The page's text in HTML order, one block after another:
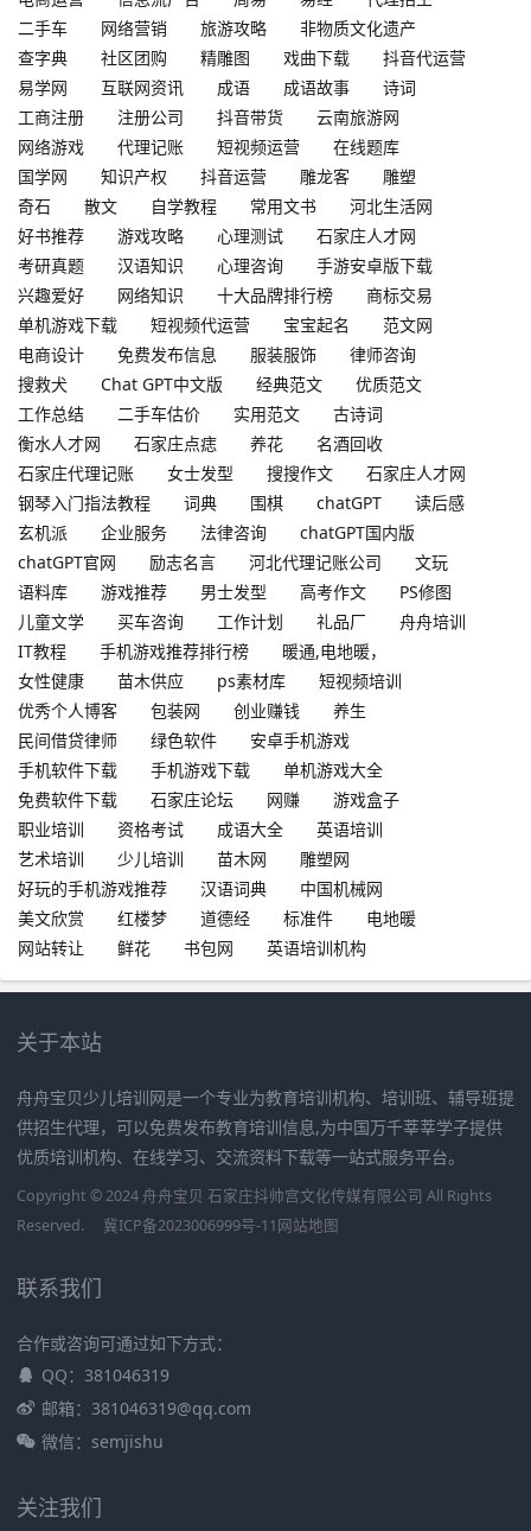
二手车
网络营销 旅游攻略
非物质文化遗产
查字典
社区团购 精雕图 戏曲下载
抖音代运营
易学网
互联网资讯 成语 成语故事
诗词
工商注册
注册公司 抖音带货
云南旅游网
网络游戏
代理记账 短视频运营
在线题库
国学网
知识产权 抖音运营 雕龙客
雕塑
奇石
散文 自学教程 常用文书
河北生活网
好书推荐
游戏攻略 心理测试
石家庄人才网
考研真题
汉语知识 心理咨询
手游安卓版下载
兴趣爱好
网络知识 十大品牌排行榜
商标交易
单机游戏下载
短视频代运营 宝宝起名
范文网
电商设计
免费发布信息 服装服饰
律师咨询
搜救犬
Chat GPT中文版 经典范文
优质范文
工作总结
二手车估价 实用范文
古诗词
衡水人才网
石家庄点痣 养花
名酒回收
石家庄代理记账
女士发型 搜搜作文
石家庄人才网
钢琴入门指法教程
词典 围棋 chatGPT
读后感
玄机派
企业服务 法律咨询
chatGPT国内版
chatGPT官网
励志名言 河北代理记账公司
文玩
语料库
游戏推荐 男士发型 高考作文
PS修图
儿童文学
买车咨询 工作计划 礼品厂
舟舟培训
IT教程
手机游戏推荐排行榜
暖通,电地暖，
女性健康
苗木供应 ps素材库
短视频培训
优秀个人博客
包装网 创业赚钱
养生
民间借贷律师
绿色软件
安卓手机游戏
手机软件下载
手机游戏下载
单机游戏大全
免费软件下载
石家庄论坛 网赚
游戏盒子
职业培训
资格考试 成语大全
英语培训
艺术培训
少儿培训 苗木网
雕塑网
好玩的手机游戏推荐
汉语词典
中国机械网
美文欣赏
红楼梦 道德经 标准件
电地暖
网站转让
鲜花 书包网 英语培训机构
关于本站
舟舟宝贝少儿培训网是一个专业为教育培训机构、培训班、辅导班提
供招生代理，可以免费发布教育培训信息,为中国万千莘莘学子提供
优质培训机构、在线学习、交流资料下载等一站式服务平台。
Copyright © 2024 舟舟宝贝 石家庄抖帅宫文化传媒有限公司 All Rights
Reserved.
冀ICP备2023006999号-11网站地图
联系我们
合作或咨询可通过如下方式：
QQ：381046319
邮箱：381046319@qq.com
微信：semjishu
关注我们